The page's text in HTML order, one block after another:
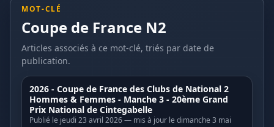
MOT-CLÉ
Coupe de France N2
Articles associés à ce mot-clé, triés par date de
publication.
2026 - Coupe de France des Clubs de National 2
Hommes & Femmes - Manche 3 - 20ème Grand
Prix National de Cintegabelle
Publié le jeudi 23 avril 2026 — mis à jour le dimanche 3 mai